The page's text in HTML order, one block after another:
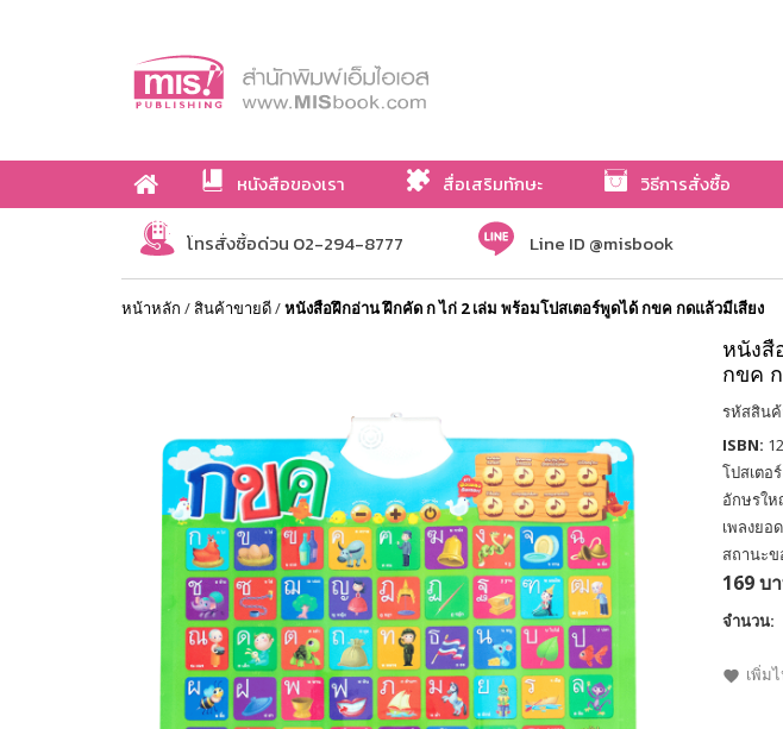
หนังสือของเรา สื่อเสริมทักษะ วิธีการสั่งซื้อ
เกี่ยวกับเรา
โทรสั่งซื้อด่วน 02-294-8777 Line ID @misbook
หน้าหลัก /สินค้าขายดี/หนังสือฝึกอ่าน ฝึกคัด ก ไก่ 2 เล่ม พร้อมโปสเตอร์พูดได้ กขค กดแล้วมีเสียง
หนังสื
กขค
รหัสสินค้
ISBN:
โปสเตอ
อักษรให
เพลงยอ
สถานะข
169 บ
จำนวน:
เพิ่ม